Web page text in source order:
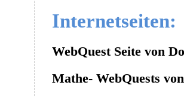
Internetseiten:
WebQuest Seite von
Mathe- WebQuests